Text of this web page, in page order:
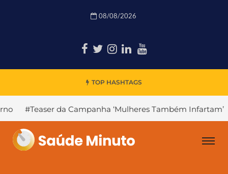
08/08/2026
TOP HASHTAGS
Campanha ‘Mulheres Também Infartam’ #Declínio